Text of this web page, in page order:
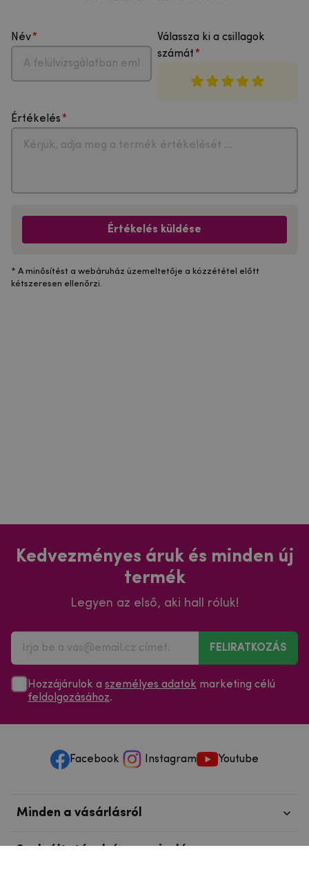
Név
Válassza ki a csillagok
számát
Értékelés
Értékelés küldése
* A minősítést a webáruház üzemeltetője a közzététel előtt
kétszeresen ellenőrzi.
Kedvezményes áruk és minden új
termék
Legyen az első, aki hall róluk!
FELIRATKOZÁS
Hozzájárulok a személyes adatok marketing célú
feldolgozásához.
Facebook Instagram Youtube
Minden a vásárlásról